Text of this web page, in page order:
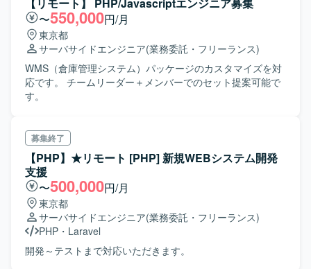
ップ／python2系から3系 へのバージョンアップ作業が発生
する可能性有
〜550,000円/月
東京都
サーバサイドエンジニア(業務委託・フリーランス)
WMS（倉庫管理システム）パッケージのカスタマイズを対
応です。 チームリーダー＋メンバーでのセット提案可能で
す。
募集終了
【PHP】★リモート [PHP] 新規WEBシステム開発
支援
〜500,000円/月
東京都
サーバサイドエンジニア(業務委託・フリーランス)
PHP ・ Laravel
開発～テストまで対応いただきます。